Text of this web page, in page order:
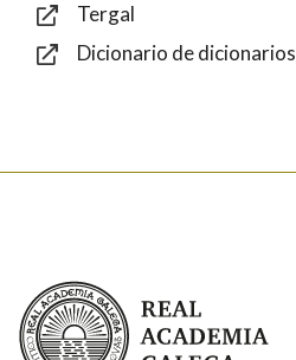
Tergal
Dicionario de dicionarios
Real Academia Galega